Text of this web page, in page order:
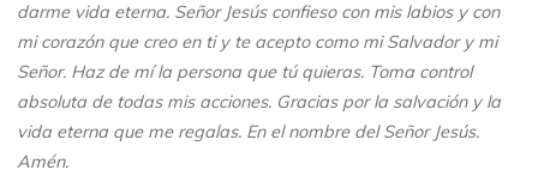
darme vida eterna. Señor Jesús confieso con mis labios y con
mi corazón que creo en ti y te acepto como mi Salvador y mi
Señor. Haz de mí la persona que tú quieras. Toma control
absoluta de todas mis acciones. Gracias por la salvación y la
vida eterna que me regalas. En el nombre del Señor Jesús.
Amén.